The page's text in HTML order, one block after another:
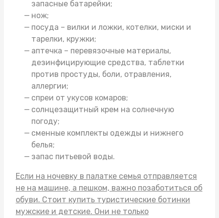
запасные батарейки;
нож;
посуда – вилки и ложки, котелки, миски и
тарелки, кружки;
аптечка – перевязочные материалы,
дезинфицирующие средства, таблетки
против простуды, боли, отравления,
аллергии;
спреи от укусов комаров;
солнцезащитный крем на солнечную
погоду;
сменные комплекты одежды и нижнего
белья;
запас питьевой воды.
Если на ночевку в палатке семья отправляется
не на машине, а пешком, важно позаботиться об
обуви. Стоит купить туристические ботинки
мужские и детские. Они не только